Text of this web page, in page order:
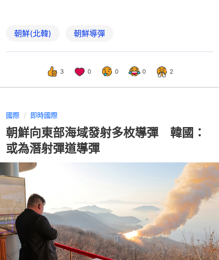
朝鮮(北韓) 朝鮮導彈
3 0 0 0 2
國際 即時國際
朝鮮向東部海域發射多枚導彈 韓國：
或為潛射彈道導彈